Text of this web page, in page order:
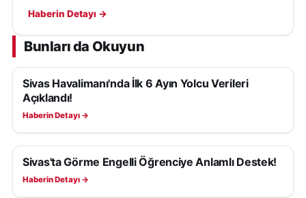
ederek su kayıplarının önüne geçiyor.
Haberin Detayı →
Bunları da Okuyun
SIVAS HABERLERI
Sivas Havalimanı'nda İlk 6 Ayın Yolcu Verileri
Açıklandı!
Haberin Detayı →
SIVAS HABERLERI
Sivas'ta Görme Engelli Öğrenciye Anlamlı Destek!
Haberin Detayı →